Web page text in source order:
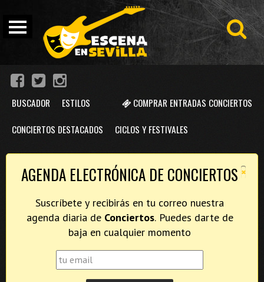
COMPRAR ENTRADAS CONCIERTOS
BUSCADOR ESTILOS
CONCIERTOS DESTACADOS CICLOS Y FESTIVALES
×
AGENDA ELECTRÓNICA DE CONCIERTOS
Suscríbete y recibirás en tu correo nuestra
agenda diaria de Conciertos. Puedes darte de
baja en cualquier momento